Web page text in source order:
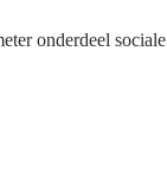
onderdeel